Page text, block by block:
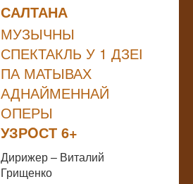
САЛТАНА
МУЗЫЧНЫ
СПЕКТАКЛЬ У 1 ДЗЕІ
ПА МАТЫВАХ
АДНАЙМЕННАЙ
ОПЕРЫ
УЗРOСТ 6+
Дирижер – Виталий
Грищенко